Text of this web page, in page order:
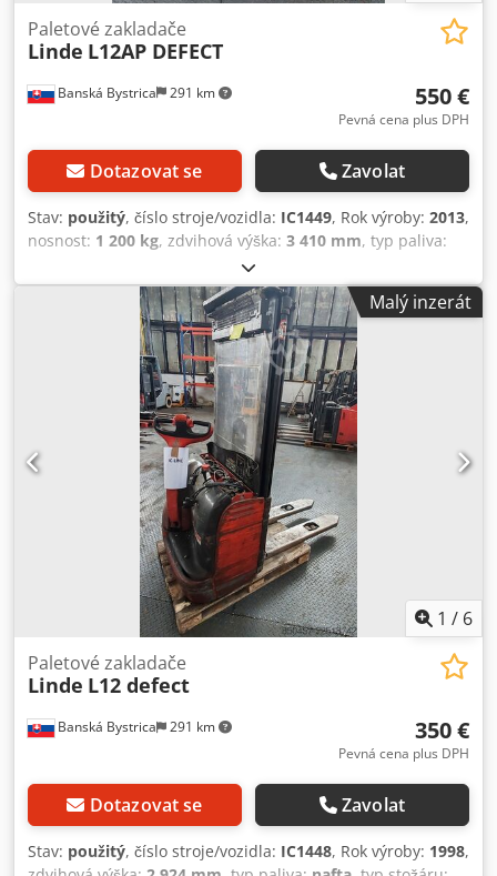
Banská Bystrica 291 km
Paletové zakladače
Linde L12AP DEFECT
550 €
Pevná cena plus DPH
Dotazovat se Zavolat
Stav: použitý, číslo stroje/vozidla: IC1449, Rok výroby: 2013,
nosnost: 1 200 kg, zdvihová výška: 3 410 mm, typ paliva:
, 5246173 Sériové číslo:
W4X133D01058 Djdpjzth T Nefx Acaokr Žádný kód, baterie
Malý inzerát
1 / 6
Banská Bystrica 291 km
Paletové zakladače
Linde L12 defect
350 €
Pevná cena plus DPH
Dotazovat se Zavolat
Stav: použitý, číslo stroje/vozidla: IC1448, Rok výroby: 1998,